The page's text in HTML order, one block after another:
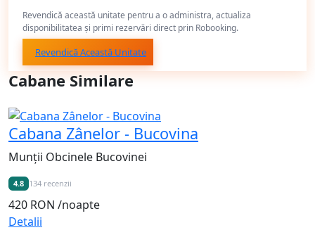
Revendică această unitate pentru a o administra, actualiza
disponibilitatea și primi rezervări direct prin Robooking.
Revendică Această Unitate
Cabane Similare
Cabana Zânelor - Bucovina
Munții Obcinele Bucovinei
4.8 134 recenzii
420 RON /noapte
Detalii